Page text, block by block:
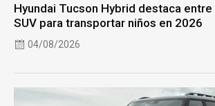
Hyundai Tucson Hybrid destaca
SUV para transportar niños en 2026
04/08/2026